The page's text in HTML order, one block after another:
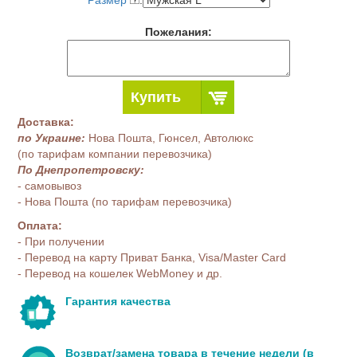
Пожелания:
Купить
Доставка:
по Украине: Нова Пошта, Гюнсел, Автолюкс
(по тарифам компании перевозчика)
По Днепропетровску:
- самовывоз
- Нова Пошта (по тарифам перевозчика)
Оплата:
- При получении
- Перевод на карту Приват Банка, Visa/Master Card
- Перевод на кошелек WebMoney и др.
Гарантия качества
Возврат/замена товара в течение недели (в